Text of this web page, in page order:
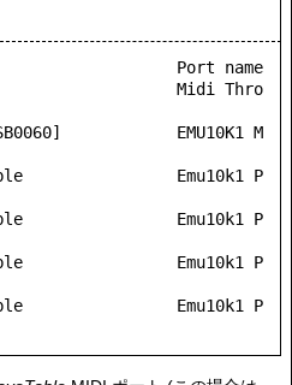
Port name
Midi Thro
EMU10K1 M
Emu10k1 P
Emu10k1 P
Emu10k1 P
Emu10k1 P